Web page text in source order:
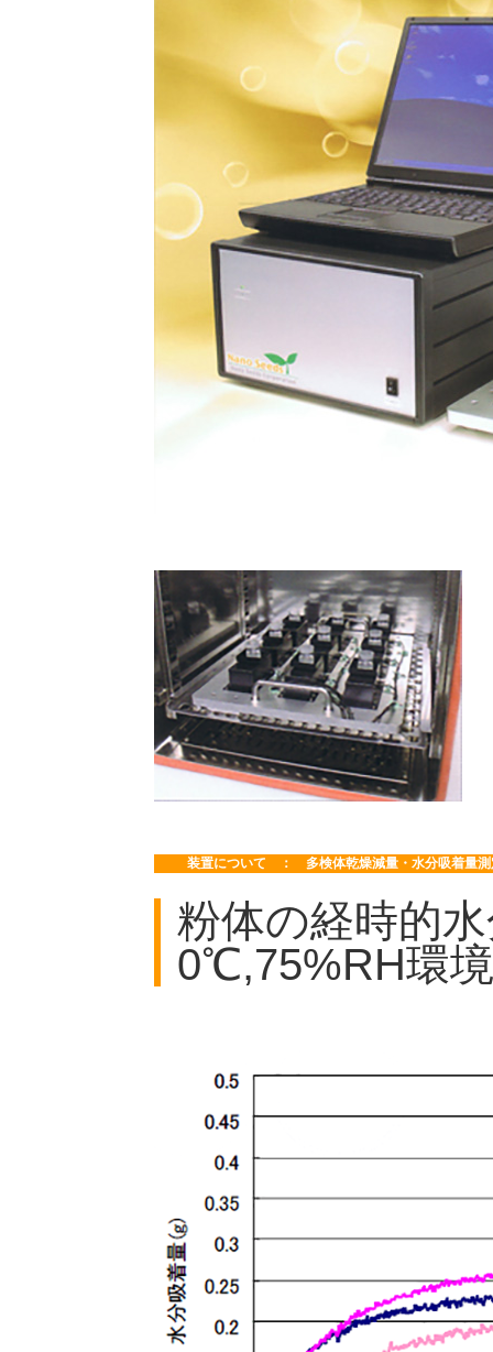
装置について ： 多検体乾燥減量・水分吸着量測
粉体の経時的
0℃,75%RH環